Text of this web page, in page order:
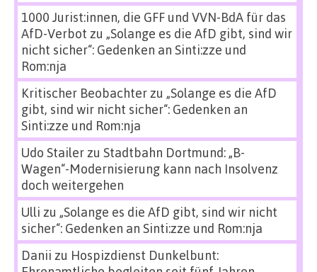
1000 Jurist:innen, die GFF und VVN-BdA für das
AfD-Verbot zu „Solange es die AfD gibt, sind wir
nicht sicher“: Gedenken an Sinti:zze und
Rom:nja
Kritischer Beobachterzu „Solange es die AfD
gibt, sind wir nicht sicher“: Gedenken an
Sinti:zze und Rom:nja
Udo Stailerzu Stadtbahn Dortmund: „B-
Wagen“-Modernisierung kann nach Insolvenz
doch weitergehen
Ulli zu „Solange es die AfD gibt, sind wir nicht
sicher“: Gedenken an Sinti:zze und Rom:nja
Danii zu Hospizdienst Dunkelbunt: